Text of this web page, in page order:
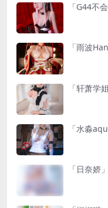
「G44不
「雨波
「轩萧学
「水淼
「日奈娇